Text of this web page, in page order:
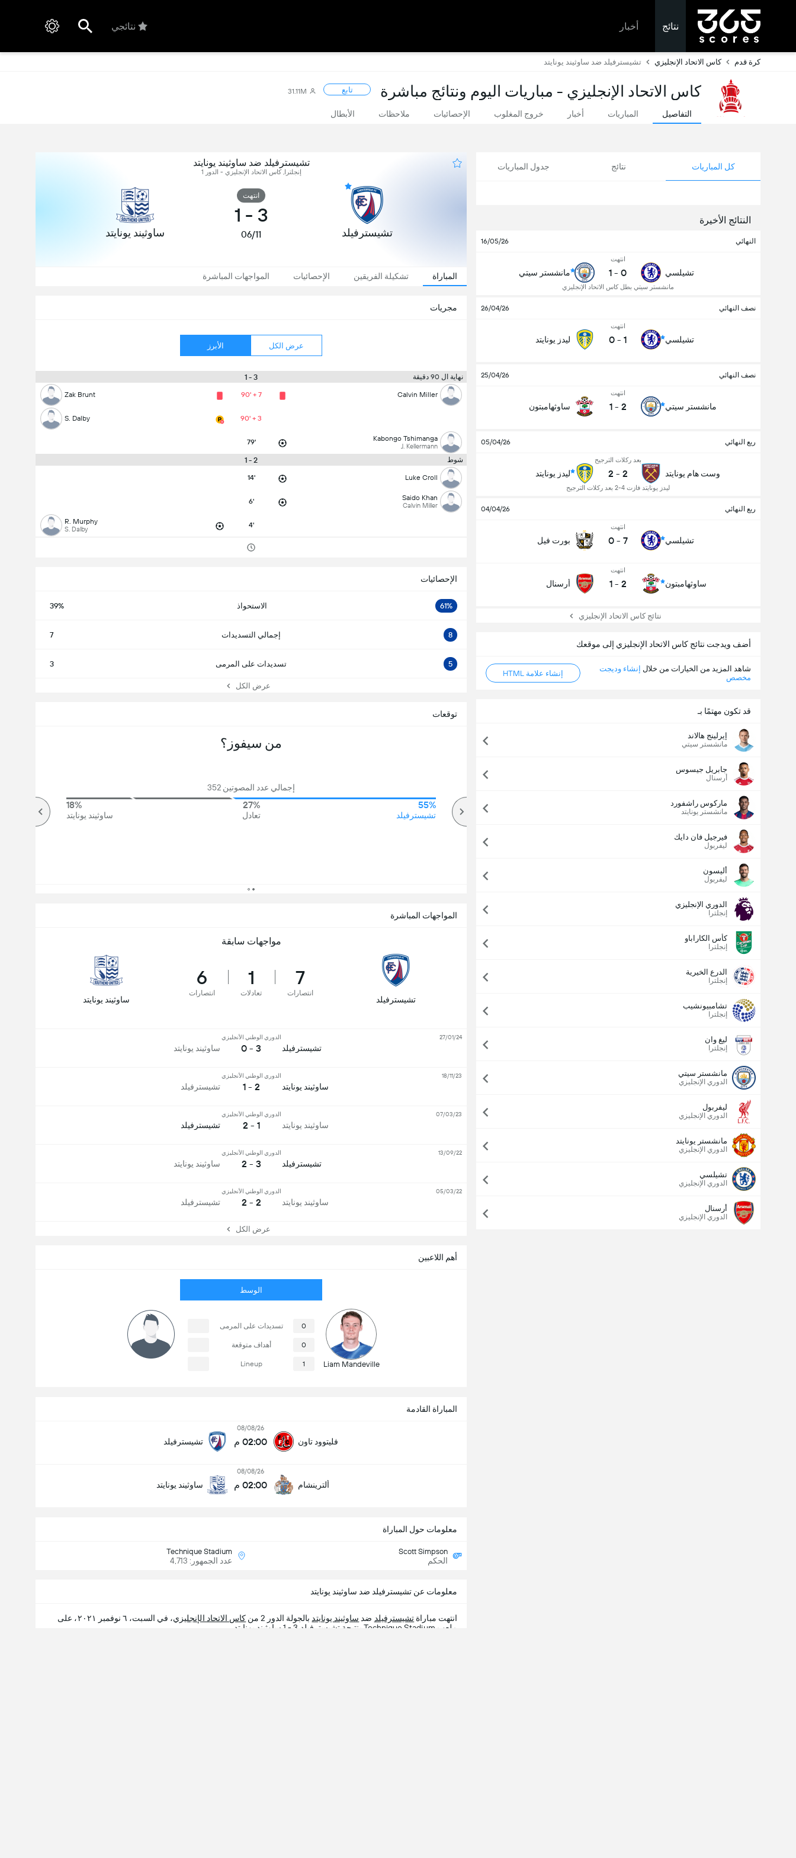
نتائج أخبار نتائجي
كرة قدم كاس الاتحاد الإنجليزي تشيسترفيلد ضد ساوثيند يونايتد
كاس الاتحاد الإنجليزي - مباريات اليوم ونتائج مباشرة تابع 31.11M
التفاصيل المباريات أخبار خروج المغلوب الإحصائيات ملاحظات الأبطال
كل المباريات نتائج جدول المباريات
النتائج الأخيرة
النهائي 16/05/26
تشيلسي
انتهت
0
-
1
مانشستر سيتي بطل كاس الاتحاد الإنجليزي
مانشستر سيتي
نصف النهائي 26/04/26
تشيلسي
انتهت
1
-
0 ليدز يونايتد
نصف النهائي 25/04/26
مانشستر سيتي
انتهت
2
-
1 ساوثهامبتون
ربع النهائي 05/04/26
وست هام يونايتد
بعد ركلات الترجيح
2
-
2
ليدز يونايتد فازت 4-2 بعد ركلات الترجيح
ليدز يونايتد
ربع النهائي 04/04/26
تشيلسي
انتهت
7
-
0 بورت فيل
ساوثهامبتون
انتهت
2
-
1 أرسنال
نتائج كاس الاتحاد الإنجليزي
أضف ويدجت نتائج كاس الاتحاد الإنجليزي إلى موقعك
شاهد المزيد من الخيارات من خلال إنشاء وديجت
مخصص
إنشاء علامة HTML
قد تكون مهتمًا بـ
إيرلينج هالاند
مانشستر سيتي
جابريل جيسوس
أرسنال
ماركوس راشفورد
مانشستر يونايتد
فيرجيل فان دايك
ليفربول
أليسون
ليفربول
الدوري الإنجليزي
إنجلترا
كأس الكاراباو
إنجلترا
الدرع الخيرية
إنجلترا
تشامبيونشيب
إنجلترا
ليغ وان
إنجلترا
مانشستر سيتي
الدوري الإنجليزي
ليفربول
الدوري الإنجليزي
مانشستر يونايتد
الدوري الإنجليزي
تشيلسي
الدوري الإنجليزي
أرسنال
الدوري الإنجليزي
تشيسترفيلد ضد ساوثيند يونايتد
إنجلترا, كاس الاتحاد الإنجليزي - الدور 1
تشيسترفيلد
انتهت
3
-
1
06/11 ساوثيند يونايتد
المباراة تشكيلة الفريقين الإحصائيات المواجهات المباشرة
مجريات
عرض الكل الأبرز
نهاية ال 90 دقيقة 3 - 1
Calvin Miller
90' + 7
Zak Brunt
90' + 3
S. Dalby
Kabongo Tshimanga
J. Kellermann
79'
شوط 2 - 1
Luke Croll
14'
Saido Khan
Calvin Miller
6'
4'
R. Murphy
S. Dalby
المباراة القادمة
فليتوود تاون
08/08/26
02:00 م تشيسترفيلد
ألترينشام
08/08/26
02:00 م ساوثيند يونايتد
أهم اللاعبين
الوسط
Liam Mandeville
0 تسديدات على المرمى
0 أهداف متوقعة
1
Lineup
الإحصائيات
61% الاستحواذ 39%
8 إجمالي التسديدات 7
5 تسديدات على المرمى 3
عرض الكل
معلومات حول المباراة
Scott Simpson
الحكم
Technique Stadium
عدد الجمهور: 4,713
توقعات
من سيفوز؟
إجمالي عدد المصوتين 352
55%
تشيسترفيلد
27%
تعادل
18%
ساوثيند يونايتد
عدد الاهداف (2.5)
المواجهات المباشرة
مواجهات سابقة
تشيسترفيلد
7
انتصارات
1
تعادلات
6
انتصارات
ساوثيند يونايتد
تشيسترفيلد
الدوري الوطني الأنجليزي
3 - 0 ساوثيند يونايتد
27/01/24
ساوثيند يونايتد
الدوري الوطني الأنجليزي
2 - 1 تشيسترفيلد
18/11/23
ساوثيند يونايتد
الدوري الوطني الأنجليزي
1 - 2 تشيسترفيلد
07/03/23
تشيسترفيلد
الدوري الوطني الأنجليزي
3 - 2 ساوثيند يونايتد
13/09/22
ساوثيند يونايتد
الدوري الوطني الأنجليزي
2 - 2 تشيسترفيلد
05/03/22
عرض الكل
معلومات عن تشيسترفيلد ضد ساوثيند يونايتد
انتهت مباراة تشيسترفيلد ضد ساوثيند يونايتد بالجولة الدور 2 من كاس الاتحاد الإنجليزي
، في السبت، ٦ نوفمبر ٢٠٢١، على
ملعب Technique Stadium بنتيجة تشيسترفيلد 3 - 1 ساوثيند يونايتد.